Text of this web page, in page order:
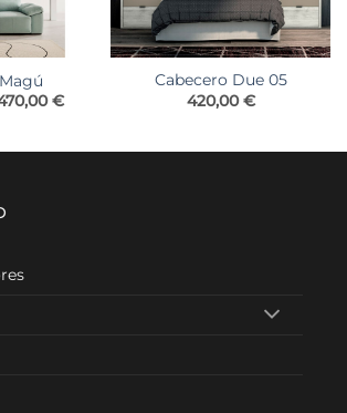
€Rango
1.509,00 €
Cabecero Due 05
420,00€